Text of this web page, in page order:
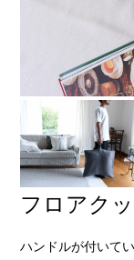
フロアク
ハンドルが付いて